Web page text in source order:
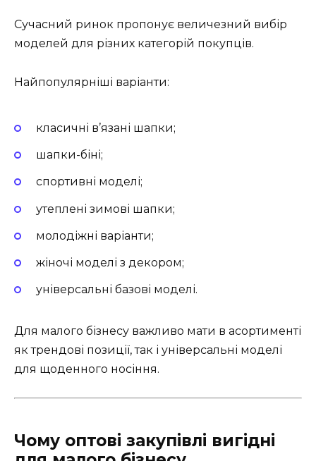
Сучасний ринок пропонує величезний вибір
моделей для різних категорій покупців.
Найпопулярніші варіанти:
класичні в’язані шапки;
шапки-біні;
спортивні моделі;
утеплені зимові шапки;
молодіжні варіанти;
жіночі моделі з декором;
універсальні базові моделі.
Для малого бізнесу важливо мати в асортименті
як трендові позиції, так і універсальні моделі
для щоденного носіння.
Чому оптові закупівлі вигідні